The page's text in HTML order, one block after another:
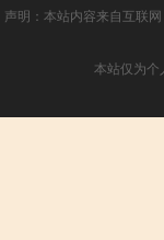
声明：本站内容来自互联
本站仅为个